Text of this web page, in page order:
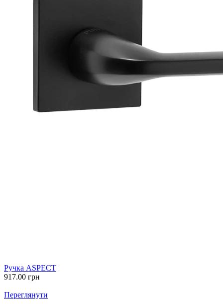
Ручка ASPECT
917.00 грн
Переглянути